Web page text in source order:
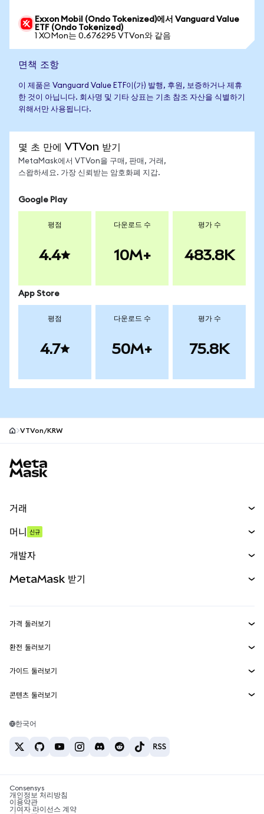
Exxon Mobil (Ondo Tokenized)에서 Vanguard Value
ETF (Ondo Tokenized)
1 XOMon는 0.676295 VTVon와 같음
면책 조항
이 제품은 Vanguard Value ETF이(가) 발행, 후원, 보증하거나 제휴
한 것이 아닙니다. 회사명 및 기타 상표는 기초 참조 자산을 식별하기
위해서만 사용됩니다.
몇 초 만에 VTVon 받기
MetaMask에서 VTVon을 구매, 판매, 거래,
스왑하세요. 가장 신뢰받는 암호화폐 지갑.
Google Play
평점
4.4
다운로드 수
10M+
평가 수
483.8K
App Store
평점
4.7
다운로드 수
50M+
평가 수
75.8K
VTVon/KRW
거래
무기한 선물
실물자산
머니 신규
개발자
MetaMask Connect
Snaps
웹3 서비스
MetaMask 받기
보안
고객 지원
채용
가격 둘러보기
이더리움 가격
솔라나 가격
테더 가격
환전 둘러보기
ETH를 USD로 환전
USDT를 INR로 환전
BTC를 INR로 환전
ETH를 USDT로 환전
가이드 둘러보기
ETH 매수
USDT 매수
SHIB 매수
BNB 매수
콘텐츠 둘러보기
솔라나 지갑
암호화폐 세금 뉴스
암호화폐 매수 방법
한국어
Consensys
개인정보 처리방침
이용약관
기여자 라이선스 계약